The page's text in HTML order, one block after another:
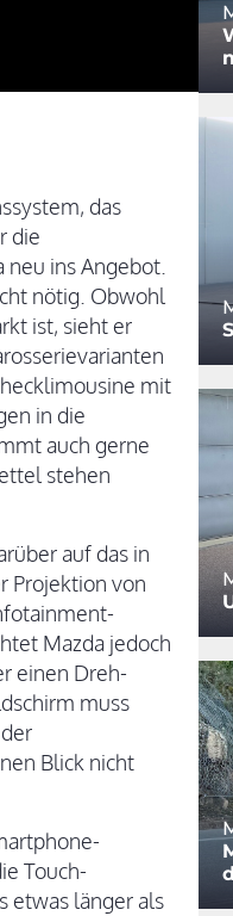
das
die
neu ins Angebot.
nötig. Obwohl
ist, sieht er
mit
in die
auch gerne
stehen
auf das in
Projektion von
Mazda jedoch
einen Dreh-
muss
Blick nicht
Touch-
etwas länger als